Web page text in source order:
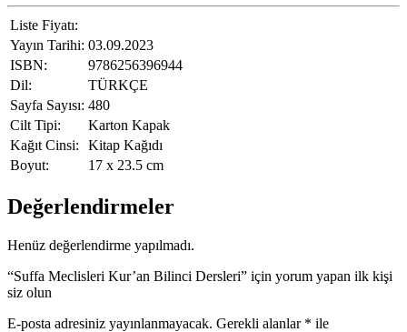
Liste Fiyatı:
Yayın Tarihi: 03.09.2023
ISBN:
9786256396944
Dil:
TÜRKÇE
Sayfa Sayısı: 480
Cilt Tipi:
Karton Kapak
Kağıt Cinsi:
Kitap Kağıdı
Boyut:
17 x 23.5 cm
Değerlendirmeler
Henüz değerlendirme yapılmadı.
“Suffa Meclisleri Kur’an Bilinci Dersleri” için yorum yapan ilk kişi
siz olun
E-posta adresiniz yayınlanmayacak. Gerekli alanlar * ile